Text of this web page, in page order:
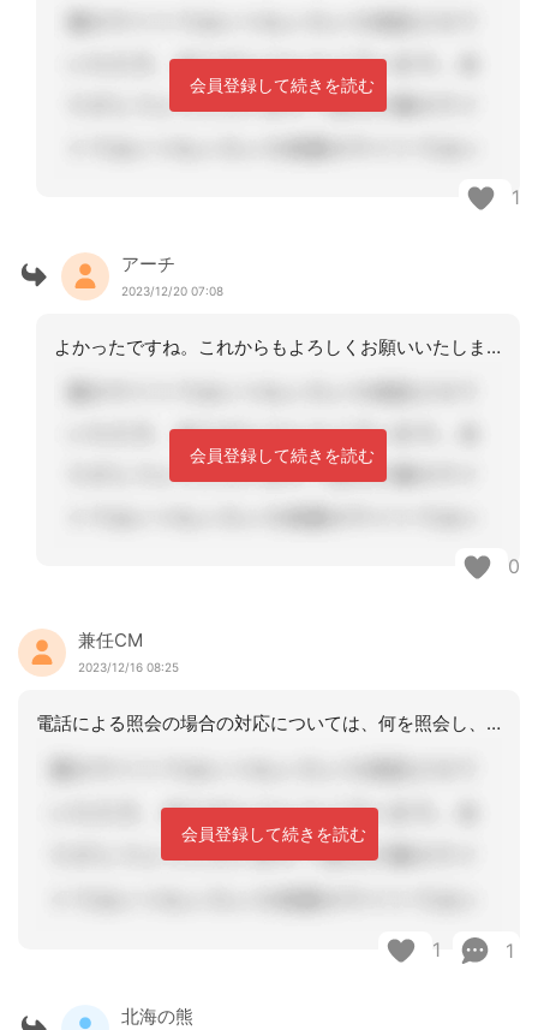
会員登録して続きを読む
1
アーチ
2023/12/20 07:08
よかったですね。これからもよろしくお願いいたします🎵
会員登録して続きを読む
0
兼任CM
2023/12/16 08:25
電話による照会の場合の対応については、何を照会し、その照会に対してどんな意見が返
会員登録して続きを読む
1 1
北海の熊